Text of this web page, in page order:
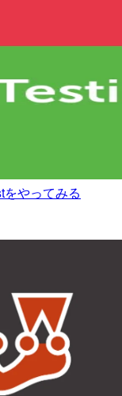
やってみる